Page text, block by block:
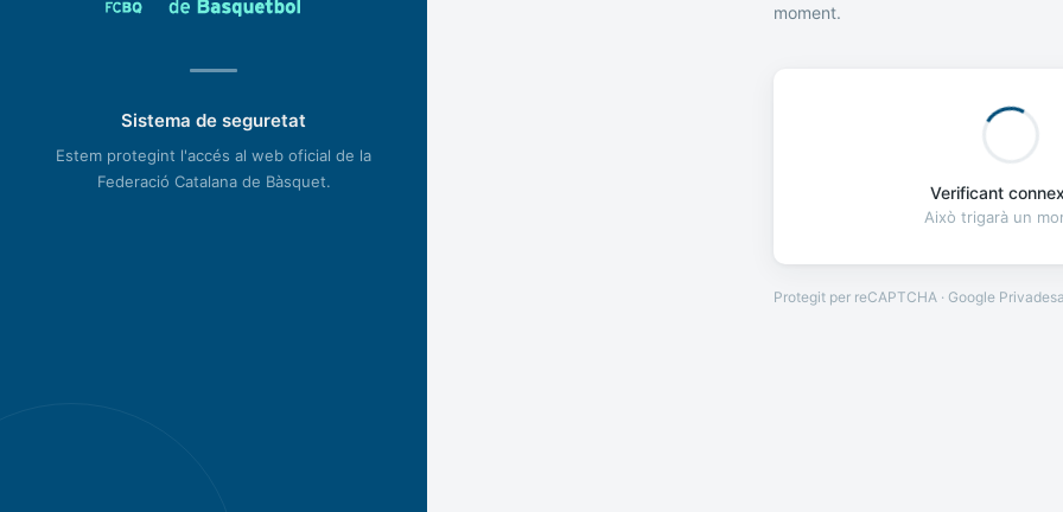
Sistema de seguretat
Estem protegint l'accés al web oficial de la
Federació Catalana de Bàsquet.
moment.
Verificant
Això trigarà un
Protegit per reCAPTCHA · Google Privadesa